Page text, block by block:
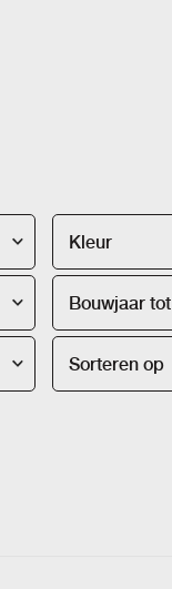
Kleur
Bouwjaar tot
Sorteren op